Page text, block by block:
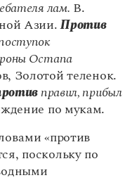
лам. В.
Азии.Против
Остапа
Золотой теленок.
правил, прибыл
по мукам.
«против
поскольку по